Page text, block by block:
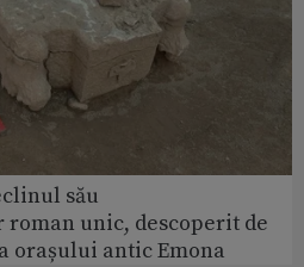
său
unic, descoperit de
orașului antic Emona